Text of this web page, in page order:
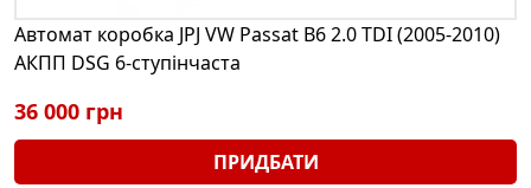
Автомат коробка JPJ VW Passat B6 2.0 TDI (2005-2010)
АКПП DSG 6-ступінчаста
36 000 грн
ПРИДБАТИ